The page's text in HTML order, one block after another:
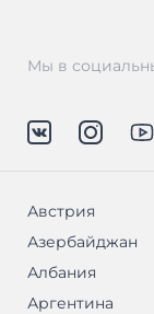
Мы в
Австрия
Азербайджан
Албания
Аргентина